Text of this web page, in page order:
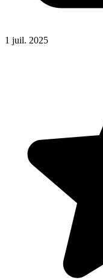
1 juil. 2025